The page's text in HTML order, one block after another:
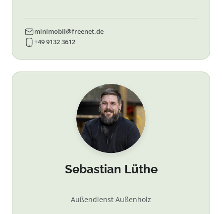
minimobil@freenet.de
+49 9132 3612
Sebastian Lüthe
Außendienst Außenholz